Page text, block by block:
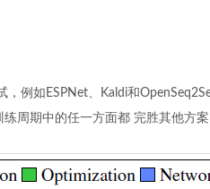
例如ESPNet、Kaldi和
周期中的任一方面都 完胜其他方